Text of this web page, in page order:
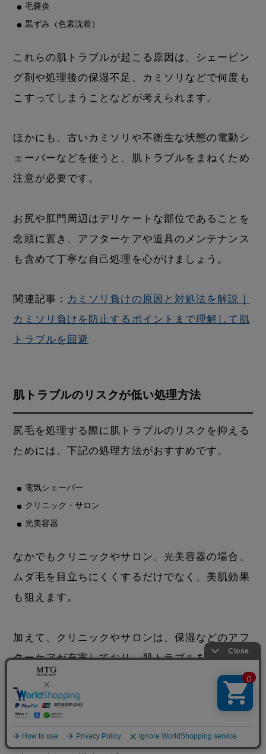
毛嚢炎
黒ずみ（色素沈着）
これらの肌トラブルが起こる原因は、シェービン
グ剤や処理後の保湿不足、カミソリなどで何度も
こすってしまうことなどが考えられます。
ほかにも、古いカミソリや不衛生な状態の電動シ
ェーバーなどを使うと、肌トラブルをまねくため
注意が必要です。
お尻や肛門周辺はデリケートな部位であることを
念頭に置き、アフターケアや道具のメンテナンス
も含めて丁寧な自己処理を心がけましょう。
関連記事： カミソリ負けの原因と対処法を解説｜
カミソリ負けを防止するポイントまで理解して肌
トラブルを回避
肌トラブルのリスクが低い処理方法
尻毛を処理する際に肌トラブルのリスクを抑える
ためには、下記の処理方法がおすすめです。
電気シェーバー
クリニック・サロン
光美容器
なかでもクリニックやサロン、光美容器の場合、
ムダ毛を目立ちにくくするだけでなく、美肌効果
も狙えます。
加えて、クリニックやサロンは、保湿などのアフ
ターケアが充実しており、肌トラブルを回避しや
すいです。
また、クリニックやサロン、光美容器で継続的に
ケアすることで、自己処理の回数が減り、肌トラ